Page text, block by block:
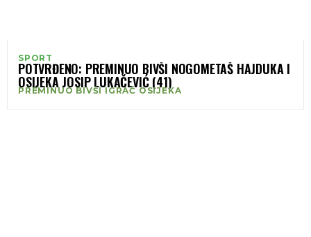
SPORT
POTVRĐENO: PREMINUO BIVŠI NOGOMETAŠ HAJDUKA I
OSIJEKA JOSIP LUKAČEVIĆ (41)
PREMINUO BIVŠI IGRAČ OSIJEKA